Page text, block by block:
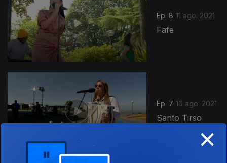
Ep. 8 11 ago. 2021
Fafe
Ep. 7 10 ago. 2021
Santo Tirso
×